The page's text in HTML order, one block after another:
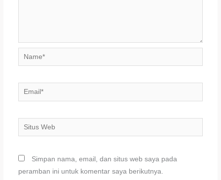
Name*
Email*
Situs
Web
Simpan nama, email, dan situs web saya pada
peramban ini untuk komentar saya berikutnya.